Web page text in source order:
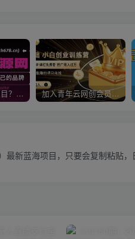
你还在到处找项目？还在当韭菜？我靠卖项目一个月收入5万+，曾经我也是个失败者。 加入青年云网创会员，全站资源免费学习。加入高级合伙人，推广日入1000+
）最新蓝海项目，只要会复制粘贴